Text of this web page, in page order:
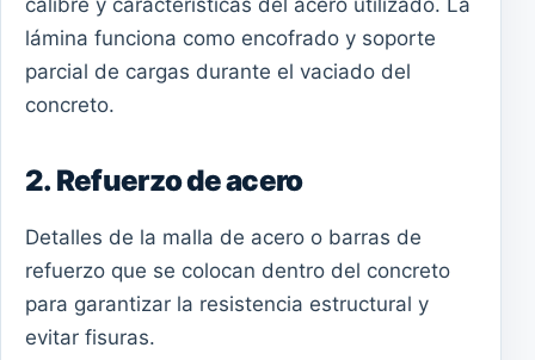
lámina funciona como encofrado y soporte
parcial de cargas durante el vaciado del
concreto.
2. Refuerzo de acero
Detalles de la malla de acero o barras de
refuerzo que se colocan dentro del concreto
para garantizar la resistencia estructural y
evitar fisuras.